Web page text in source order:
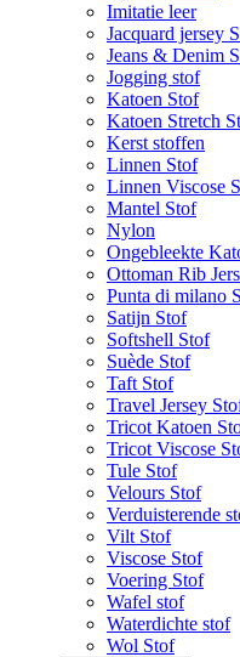
Imitatie leer
Jacquard jersey
Jeans & Denim
Jogging stof
Katoen Stof
Katoen Stretch
Kerst stoffen
Linnen Stof
Linnen Viscose
Mantel Stof
Nylon
Ongebleekte
Ottoman Rib
Punta di milano
Satijn Stof
Softshell Stof
Suède Stof
Taft Stof
Travel Jersey
Tricot Katoen
Tricot Viscose
Tule Stof
Velours Stof
Verduisterende
Vilt Stof
Viscose Stof
Voering Stof
Wafel stof
Waterdichte stof
Wol Stof